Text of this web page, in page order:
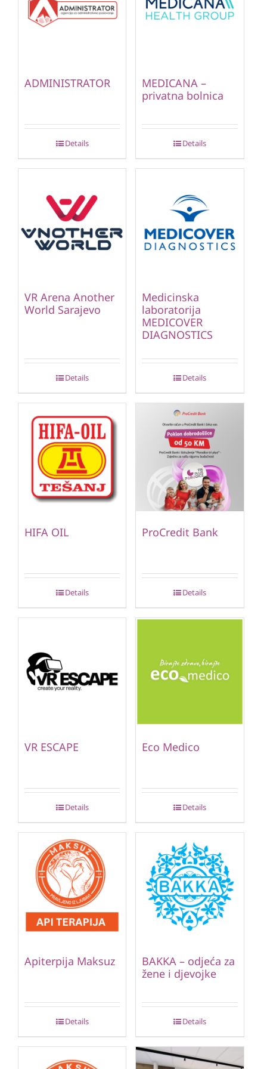
ADMINISTRATOR
Details
MEDICANA –
privatna bolnica
Details
VR Arena Another
World Sarajevo
Details
Medicinska
laboratorija
MEDICOVER
DIAGNOSTICS
Details
HIFA OIL
Details
ProCredit Bank
Details
VR ESCAPE
Details
Eco Medico
Details
Apiterpija Maksuz
Details
BAKKA – odjeća za
žene i djevojke
Details